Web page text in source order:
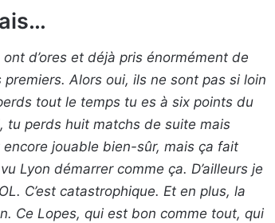
d’ores et déjà pris énormément de
Alors oui, ils ne sont pas si loin
tout le temps tu es à six points du
tu perds huit matchs de suite mais
jouable bien-sûr, mais ça fait
Lyon démarrer comme ça. D’ailleurs je
C’est catastrophique. Et en plus, la
Ce Lopes, qui est bon comme tout, qui